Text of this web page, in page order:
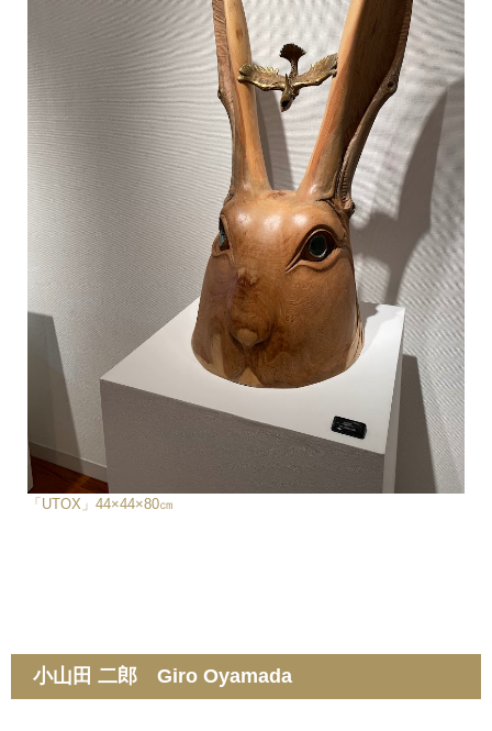
「UTOX」44×44×80㎝
小山田 二郎 Giro Oyamada